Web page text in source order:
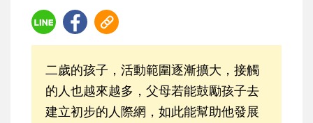
二歲的孩子，活動範圍逐漸擴大，接觸
的人也越來越多，父母若能鼓勵孩子去
建立初步的人際網，如此能幫助他發展